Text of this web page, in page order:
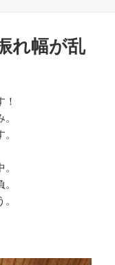
れ幅が乱